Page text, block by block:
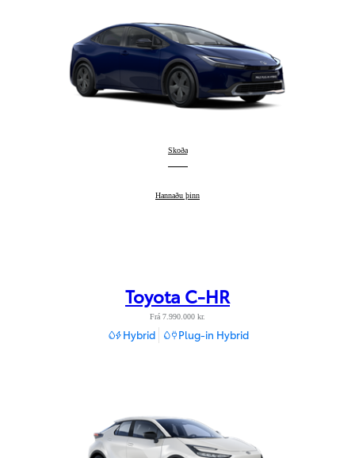
Prius Plug-in
Skoða
Prius Plug-in:
Hannaðu þinn
Toyota C-HR
Frá 7.990.000 kr.
Hybrid Plug-in Hybrid